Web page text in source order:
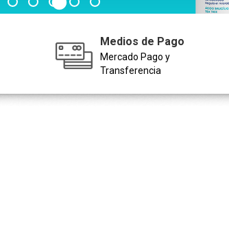
Medios de Pago
Mercado Pago y
Transferencia